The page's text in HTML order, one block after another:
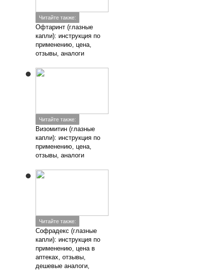
Читайте также:
Офтаринт (глазные
капли): инструкция по
применению, цена,
отзывы, аналоги
Читайте также:
Визомитин (глазные
капли): инструкция по
применению, цена,
отзывы, аналоги
Читайте также:
Софрадекс (глазные
капли): инструкция по
применению, цена в
аптеках, отзывы,
дешевые аналоги,